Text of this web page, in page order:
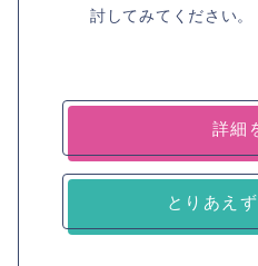
討してみてください。
詳細
とりあえ